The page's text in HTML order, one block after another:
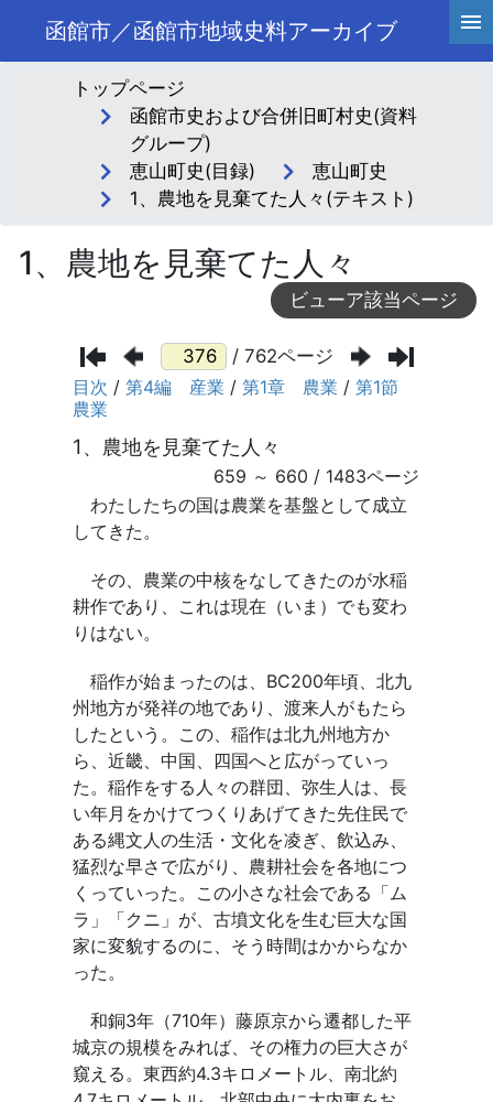
函館市／函館市地域史料アーカイブ
トップページ
函館市史および合併旧町村史(資料
グループ)
恵山町史(目録)
恵山町史
1、農地を見棄てた人々(テキスト)
1、農地を見棄てた人々
ビューア該当ページ
/ 762ページ